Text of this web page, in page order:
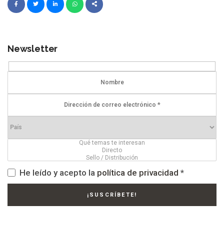
Newsletter
He leído y acepto la política de privacidad *